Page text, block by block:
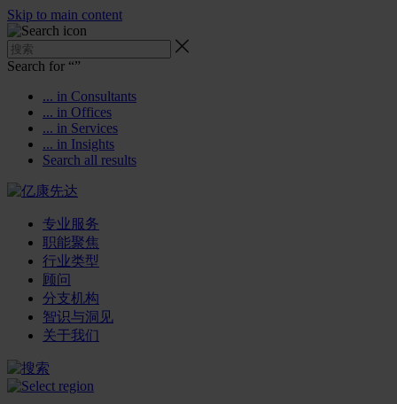
Skip to main content
Search for “”
... in Consultants
... in Offices
... in Services
... in Insights
Search all results
专业服务
职能聚焦
行业类型
顾问
分支机构
智识与洞见
关于我们